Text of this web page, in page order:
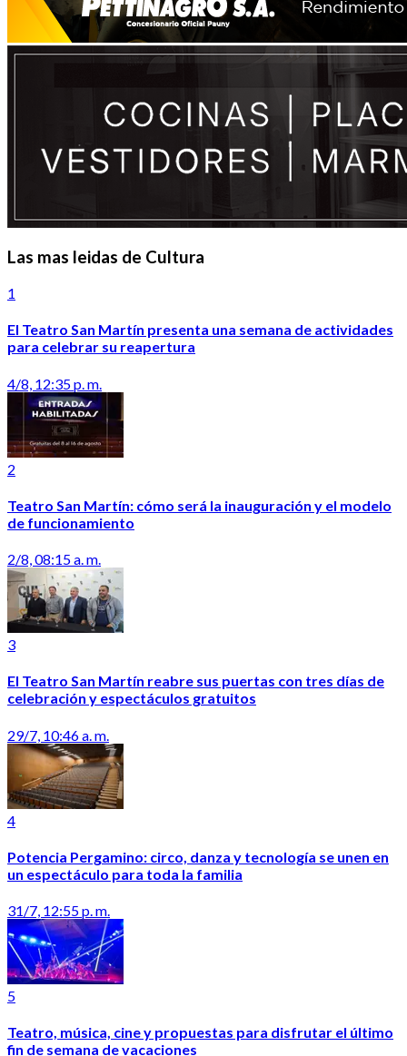
Las mas leidas de Cultura
1
El Teatro San Martín presenta una semana de actividades
para celebrar su reapertura
4/8, 12:35 p. m.
2
Teatro San Martín: cómo será la inauguración y el modelo
de funcionamiento
2/8, 08:15 a. m.
3
El Teatro San Martín reabre sus puertas con tres días de
celebración y espectáculos gratuitos
29/7, 10:46 a. m.
4
Potencia Pergamino: circo, danza y tecnología se unen en
un espectáculo para toda la familia
31/7, 12:55 p. m.
5
Teatro, música, cine y propuestas para disfrutar el último
fin de semana de vacaciones